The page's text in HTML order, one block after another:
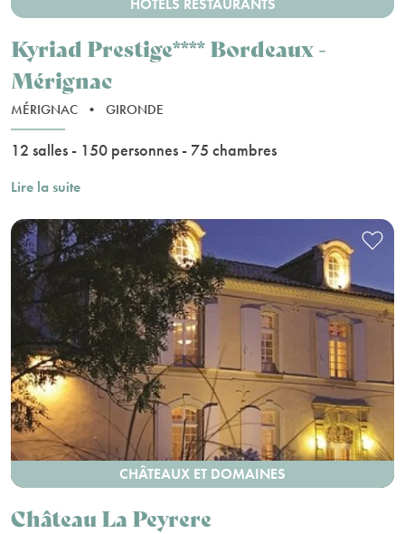
HÔTELS RESTAURANTS
Kyriad Prestige**** Bordeaux -
Mérignac
MÉRIGNAC • GIRONDE
12 salles - 150 personnes - 75 chambres
Lire la suite
CHÂTEAUX ET DOMAINES
Château La Peyrere